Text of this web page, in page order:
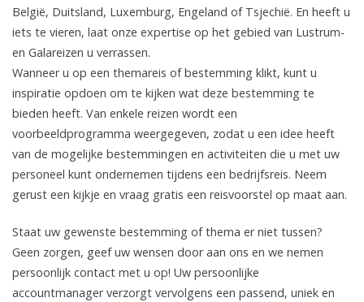
België, Duitsland, Luxemburg, Engeland of Tsjechië. En heeft u
iets te vieren, laat onze expertise op het gebied van Lustrum-
en Galareizen u verrassen.
Wanneer u op een themareis of bestemming klikt, kunt u
inspiratie opdoen om te kijken wat deze bestemming te
bieden heeft. Van enkele reizen wordt een
voorbeeldprogramma weergegeven, zodat u een idee heeft
van de mogelijke bestemmingen en activiteiten die u met uw
personeel kunt ondernemen tijdens een bedrijfsreis. Neem
gerust een kijkje en vraag gratis een reisvoorstel op maat aan.
Staat uw gewenste bestemming of thema er niet tussen?
Geen zorgen, geef uw wensen door aan ons en we nemen
persoonlijk contact met u op! Uw persoonlijke
accountmanager verzorgt vervolgens een passend, uniek en